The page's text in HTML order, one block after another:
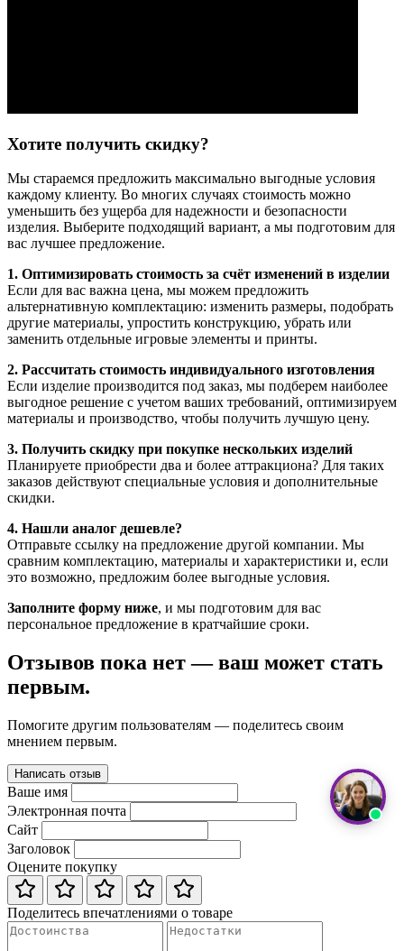
Хотите получить скидку?
Мы стараемся предложить максимально выгодные условия
каждому клиенту. Во многих случаях стоимость можно
уменьшить без ущерба для надежности и безопасности
изделия. Выберите подходящий вариант, а мы подготовим для
вас лучшее предложение.
1. Оптимизировать стоимость за счёт изменений в изделии
Если для вас важна цена, мы можем предложить
альтернативную комплектацию: изменить размеры, подобрать
другие материалы, упростить конструкцию, убрать или
заменить отдельные игровые элементы и принты.
2. Рассчитать стоимость индивидуального изготовления
Если изделие производится под заказ, мы подберем наиболее
выгодное решение с учетом ваших требований, оптимизируем
материалы и производство, чтобы получить лучшую цену.
3. Получить скидку при покупке нескольких изделий
Планируете приобрести два и более аттракциона? Для таких
заказов действуют специальные условия и дополнительные
скидки.
4. Нашли аналог дешевле?
Отправьте ссылку на предложение другой компании. Мы
сравним комплектацию, материалы и характеристики и, если
это возможно, предложим более выгодные условия.
Заполните форму ниже, и мы подготовим для вас
персональное предложение в кратчайшие сроки.
Отзывов пока нет — ваш может стать
первым.
Помогите другим пользователям — поделитесь своим
мнением первым.
Написать отзыв
Ваше имя
Электронная почта
Сайт
Заголовок
Оцените покупку
Поделитесь впечатлениями о товаре